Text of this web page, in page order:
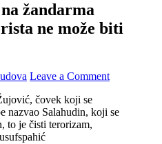
žandarma
ne može biti
Leave a Comment
čovek koji se
nazvao Salahudin, koji se
to je čisti terorizam,